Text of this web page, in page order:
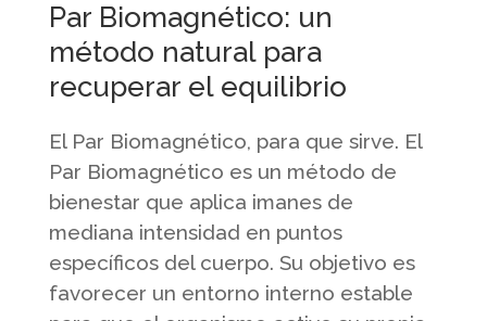
Par Biomagnético: un
método natural para
recuperar el equilibrio
El Par Biomagnético, para que sirve. El
Par Biomagnético es un método de
bienestar que aplica imanes de
mediana intensidad en puntos
específicos del cuerpo. Su objetivo es
favorecer un entorno interno estable